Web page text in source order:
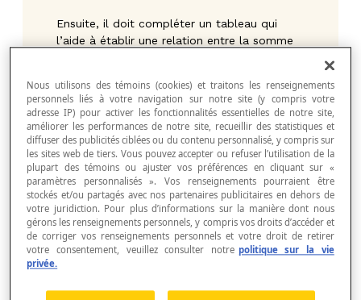
Ensuite, il doit compléter un tableau qui
l’aide à établir une relation entre la somme
l’hypoténuse.
Nous utilisons des témoins (cookies) et traitons les renseignements
personnels liés à votre navigation sur notre site (y compris votre
adresse IP) pour activer les fonctionnalités essentielles de notre site,
améliorer les performances de notre site, recueillir des statistiques et
diffuser des publicités ciblées ou du contenu personnalisé, y compris sur
les sites web de tiers. Vous pouvez accepter ou refuser l’utilisation de la
plupart des témoins ou ajuster vos préférences en cliquant sur «
paramètres personnalisés ». Vos renseignements pourraient être
stockés et/ou partagés avec nos partenaires publicitaires en dehors de
votre juridiction. Pour plus d’informations sur la manière dont nous
gérons les renseignements personnels, y compris vos droits d’accéder et
de corriger vos renseignements personnels et votre droit de retirer
votre consentement, veuillez consulter notre politique sur la vie
privée.